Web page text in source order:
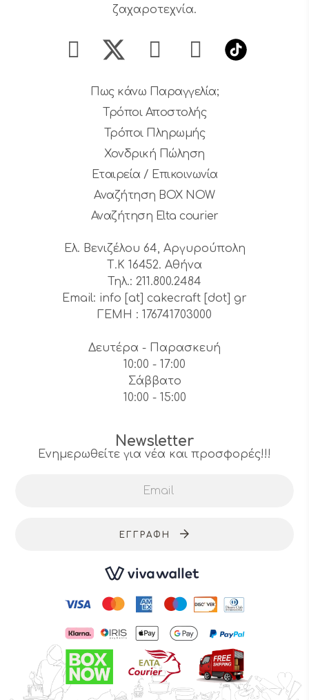
ζαχαροτεχνία.
Πως κάνω Παραγγελία;
Τρόποι Αποστολής
Τρόποι Πληρωμής
Χονδρική Πώληση
Εταιρεία / Επικοινωνία
Αναζήτηση BOX NOW
Αναζήτηση Elta courier
Ελ. Βενιζέλου 64, Αργυρούπολη
Τ.Κ 16452. Αθήνα
Τηλ.: 211.800.2484
Email: info [at] cakecraft [dot] gr
ΓΕΜΗ : 176741703000
Δευτέρα - Παρασκευή
10:00 - 17:00
Σάββατο
10:00 - 15:00
Newsletter
Ενημερωθείτε για νέα και προσφορές!!!
ΕΓΓΡΑΦΉ